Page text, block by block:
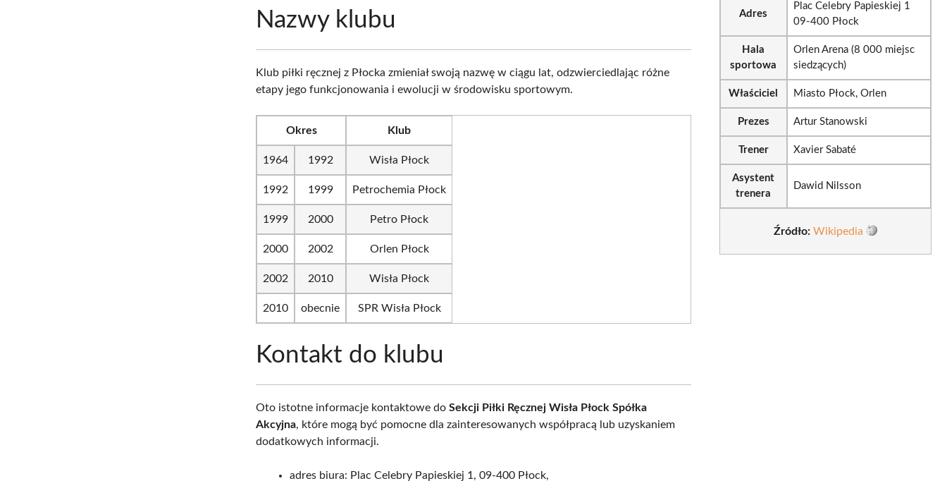
Nazwy klubu
Klub piłki ręcznej z Płocka zmieniał swoją nazwę w ciągu lat, odzwierciedlając różne
etapy jego funkcjonowania i ewolucji w środowisku sportowym.
Okres Klub
1964 1992 Wisła Płock
1992 1999 Petrochemia Płock
1999 2000 Petro Płock
2000 2002 Orlen Płock
2002 2010 Wisła Płock
2010 obecnie SPR Wisła Płock
Kontakt do klubu
Oto istotne informacje kontaktowe doSekcji Piłki Ręcznej Wisła Płock Spółka
Akcyjna, które mogą być pomocne dla zainteresowanych współpracą lub uzyskaniem
dodatkowych informacji.
adres biura: Plac Celebry Papieskiej 1, 09-400 Płock,
Adres
Plac Celebry Papieskiej 1
09-400 Płock
Hala
sportowa
Orlen Arena (8 000 miejsc
siedzących)
Właściciel Miasto Płock, Orlen
Prezes Artur Stanowski
Trener Xavier Sabaté
Asystent
trenera
Dawid Nilsson
Źródło: Wikipedia